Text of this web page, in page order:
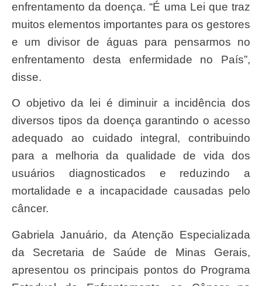
enfrentamento da doença. “É uma Lei que traz
muitos elementos importantes para os gestores
e um divisor de águas para pensarmos no
enfrentamento desta enfermidade no País”,
disse.
O objetivo da lei é diminuir a incidência dos
diversos tipos da doença garantindo o acesso
adequado ao cuidado integral, contribuindo
para a melhoria da qualidade de vida dos
usuários diagnosticados e reduzindo a
mortalidade e a incapacidade causadas pelo
câncer.
Gabriela Januário, da Atenção Especializada
da Secretaria de Saúde de Minas Gerais,
apresentou os principais pontos do Programa